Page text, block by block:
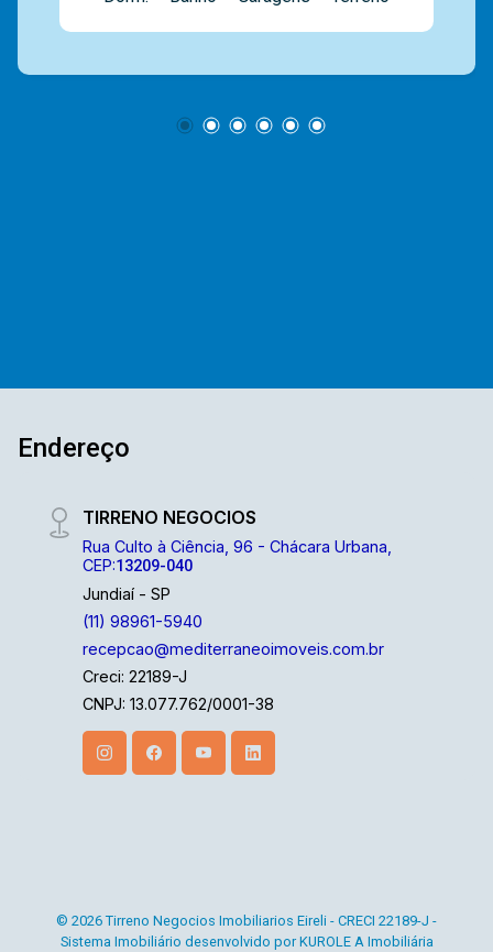
com closet, 1 dormitório com armários, + 1
ampla sala, mini copa/bar, 1 suíte, banheiro,
gourmet com churrasqueira, paisagismo, piscina,
Endereço
TIRRENO NEGOCIOS
Rua Culto à Ciência, 96 - Chácara Urbana,
CEP:13209-040
Jundiaí - SP
(11) 98961-5940
recepcao@mediterraneoimoveis.com.br
Creci: 22189-J
CNPJ: 13.077.762/0001-38
© 2026 Tirreno Negocios Imobiliarios Eireli - CRECI 22189-J -
Sistema Imobiliário desenvolvido por KUROLE A Imobiliária